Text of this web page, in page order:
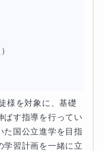
様を対象に、基礎
ばす指導を行ってい
た国公立進学を目指
学習計画を一緒に立